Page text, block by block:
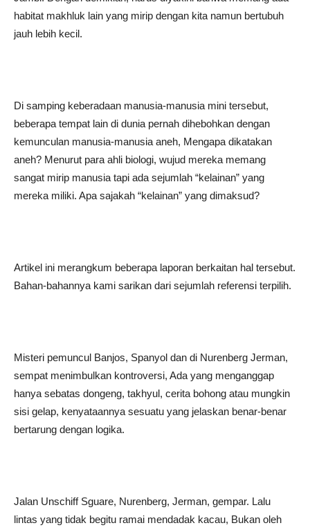
habitat makhluk lain yang mirip dengan kita namun bertubuh
jauh lebih kecil.
Di samping keberadaan manusia-manusia mini tersebut,
beberapa tempat lain di dunia pernah dihebohkan dengan
kemunculan manusia-manusia aneh, Mengapa dikatakan
aneh? Menurut para ahli biologi, wujud mereka memang
sangat mirip manusia tapi ada sejumlah “kelainan” yang
mereka miliki. Apa sajakah “kelainan” yang dimaksud?
Artikel ini merangkum beberapa laporan berkaitan hal tersebut.
Bahan-bahannya kami sarikan dari sejumlah referensi terpilih.
Misteri pemuncul Banjos, Spanyol dan di Nurenberg Jerman,
sempat menimbulkan kontroversi, Ada yang menganggap
hanya sebatas dongeng, takhyul, cerita bohong atau mungkin
sisi gelap, kenyataannya sesuatu yang jelaskan benar-benar
bertarung dengan logika.
Jalan Unschiff Sguare, Nurenberg, Jerman, gempar. Lalu
lintas yang tidak begitu ramai mendadak kacau, Bukan oleh